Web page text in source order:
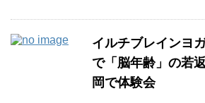
イルチブレインヨ
で「脳年齢」の若
岡で体験会